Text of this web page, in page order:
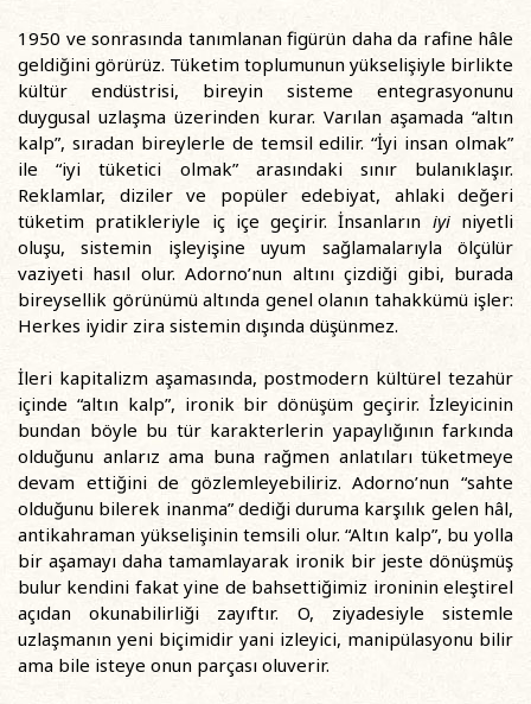
1950 ve sonrasında tanımlanan figürün daha da rafine hâle
geldiğini görürüz. Tüketim toplumunun yükselişiyle birlikte
kültür endüstrisi, bireyin sisteme entegrasyonunu
duygusal uzlaşma üzerinden kurar. Varılan aşamada “altın
kalp”, sıradan bireylerle de temsil edilir. “İyi insan olmak”
ile “iyi tüketici olmak” arasındaki sınır bulanıklaşır.
Reklamlar, diziler ve popüler edebiyat, ahlaki değeri
tüketim pratikleriyle iç içe geçirir. İnsanların iyiniyetli
oluşu, sistemin işleyişine uyum sağlamalarıyla ölçülür
vaziyeti hasıl olur. Adorno’nun altını çizdiği gibi, burada
bireysellik görünümü altında genel olanın tahakkümü işler:
Herkes iyidir zira sistemin dışında düşünmez.
İleri kapitalizm aşamasında, postmodern kültürel tezahür
içinde “altın kalp”, ironik bir dönüşüm geçirir. İzleyicinin
bundan böyle bu tür karakterlerin yapaylığının farkında
olduğunu anlarız ama buna rağmen anlatıları tüketmeye
devam ettiğini de gözlemleyebiliriz. Adorno’nun “sahte
olduğunu bilerek inanma” dediği duruma karşılık gelen hâl,
antikahraman yükselişinin temsili olur. “Altın kalp”, bu yolla
bir aşamayı daha tamamlayarak ironik bir jeste dönüşmüş
bulur kendini fakat yine de bahsettiğimiz ironinin eleştirel
açıdan okunabilirliği zayıftır. O, ziyadesiyle sistemle
uzlaşmanın yeni biçimidir yani izleyici, manipülasyonu bilir
ama bile isteye onun parçası oluverir.